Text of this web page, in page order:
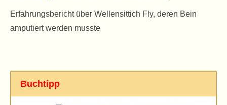
Erfahrungsbericht über Wellensittich Fly, deren Bein
amputiert werden musste
Buchtipp